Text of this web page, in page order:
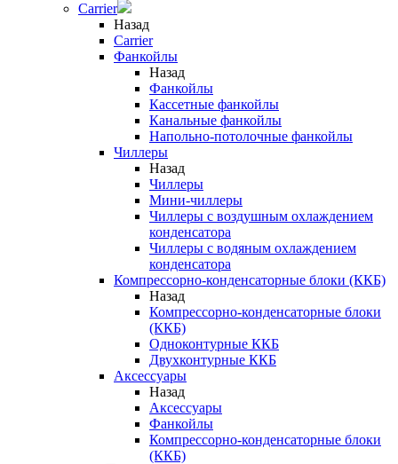
Carrier
Назад
Carrier
Фанкойлы
Назад
Фанкойлы
Кассетные фанкойлы
Канальные фанкойлы
Напольно-потолочные фанкойлы
Чиллеры
Назад
Чиллеры
Мини-чиллеры
Чиллеры с воздушным охлаждением
конденсатора
Чиллеры с водяным охлаждением
конденсатора
Компрессорно-конденсаторные блоки (ККБ)
Назад
Компрессорно-конденсаторные блоки
(ККБ)
Одноконтурные ККБ
Двухконтурные ККБ
Аксессуары
Назад
Аксессуары
Фанкойлы
Компрессорно-конденсаторные блоки
(ККБ)